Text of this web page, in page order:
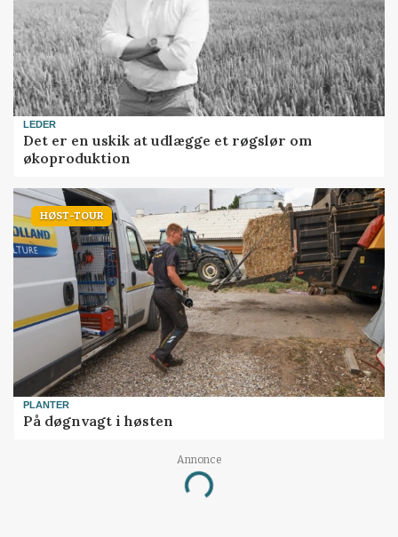
LEDER
Det er en uskik at udlægge et røgslør om
økoproduktion
HØST-TOUR
PLANTER
På døgnvagt i høsten
Annonce
Loading...